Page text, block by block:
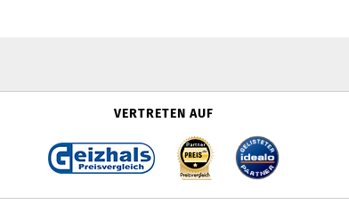
VERTRETEN AUF